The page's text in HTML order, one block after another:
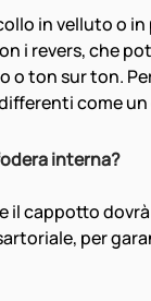
in velluto o
i revers, che
o ton sur ton.
come
interna?
il cappotto
per